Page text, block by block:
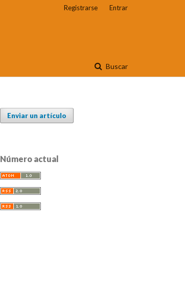
Buscar
Registrarse Entrar
Enviar un artículo
Número actual